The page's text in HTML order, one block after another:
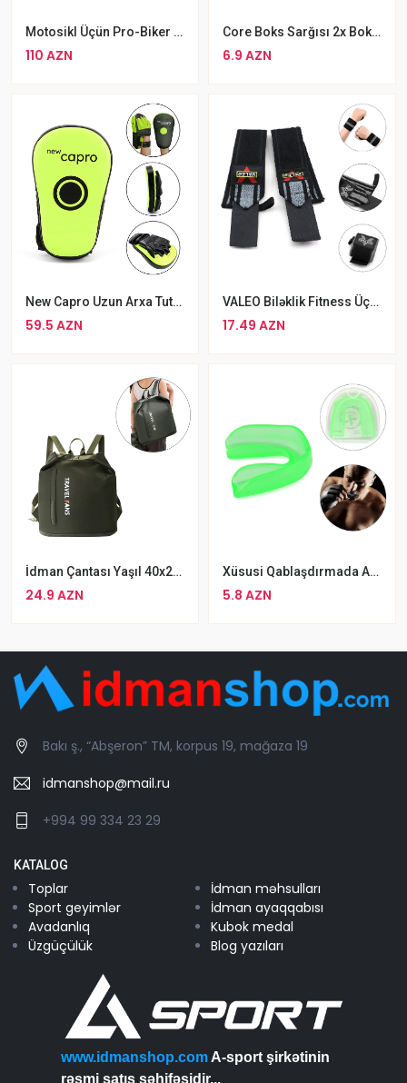
Motosikl Üçün Pro-Biker HX-P37 2 Cüt Qoruyucu Dəst Dizlik
110 AZN
Core Boks Sarğısı 2x Boks Binti Biləkik 3metr
6.9 AZN
New Capro Uzun Arxa Tutacaqlı Əlcəkli Təlim Lapası Tək
59.5 AZN
VALEO Biləklik Fitness Üçün Cüt
17.49 AZN
İdman Çantası Yaşıl 40x22x40 Sm Idman Alətləri
24.9 AZN
Xüsusi Qablaşdırmada ASPO Diş Qoruyucusu MMA Boks Qoruyucu Kapa
5.8 AZN
Bakı ş., “Abşeron” TM, korpus 19, mağaza 19
idmanshop@mail.ru
+994 99 334 23 29
KATALOG
Toplar
İdman məhsulları
Sport geyimlər
İdman ayaqqabısı
Avadanlıq
Kubok medal
Üzgüçülük
Blog yazıları
www.idmanshop.com A-sport şirkətinin
rəsmi satış səhifəsidir...